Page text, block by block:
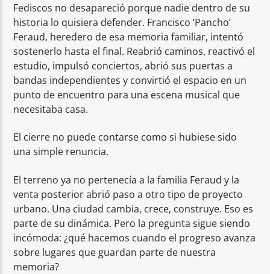
Fediscos no desapareció porque nadie dentro de su
historia lo quisiera defender. Francisco ‘Pancho’
Feraud, heredero de esa memoria familiar, intentó
sostenerlo hasta el final. Reabrió caminos, reactivó el
estudio, impulsó conciertos, abrió sus puertas a
bandas independientes y convirtió el espacio en un
punto de encuentro para una escena musical que
necesitaba casa.
El cierre no puede contarse como si hubiese sido
una simple renuncia.
El terreno ya no pertenecía a la familia Feraud y la
venta posterior abrió paso a otro tipo de proyecto
urbano. Una ciudad cambia, crece, construye. Eso es
parte de su dinámica. Pero la pregunta sigue siendo
incómoda: ¿qué hacemos cuando el progreso avanza
sobre lugares que guardan parte de nuestra
memoria?